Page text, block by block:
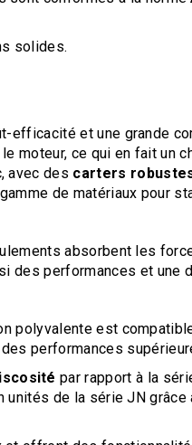
solides.
efficacité et une grande
moteur, ce qui en fait un
avec des carters
de matériaux pour
absorbent les
des performances et une
polyvalente est
performances
par rapport à la
de la série JN grâce